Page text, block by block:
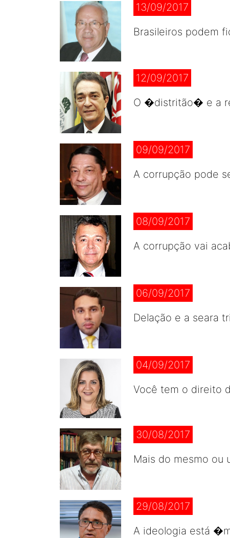
13/09/2017
Brasileiros podem
12/09/2017
O �distritão� e a
09/09/2017
A corrupção pode
08/09/2017
A corrupção vai
06/09/2017
Delação e a seara
04/09/2017
Você tem o direito
30/08/2017
Mais do mesmo ou
29/08/2017
A ideologia está